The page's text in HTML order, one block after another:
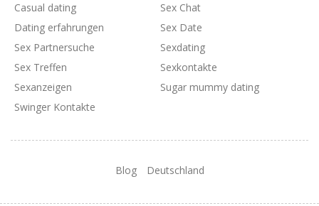
Casual dating
Dating erfahrungen
Sex Chat
Sex Date
Sex Partnersuche
Sex Treffen
Sexanzeigen
Sexdating
Sexkontakte
Sugar mummy dating
Swinger Kontakte
Blog Deutschland